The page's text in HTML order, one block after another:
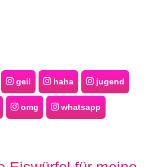
geil haha jugend
omg whatsapp